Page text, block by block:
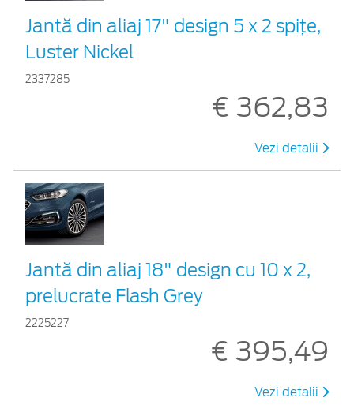
Jantă din aliaj 17" design 5 x 2 spițe,
Luster Nickel
2337285
€ 362,83
Vezi detalii
Jantă din aliaj 18" design cu 10 x 2,
prelucrate Flash Grey
2225227
€ 395,49
Vezi detalii